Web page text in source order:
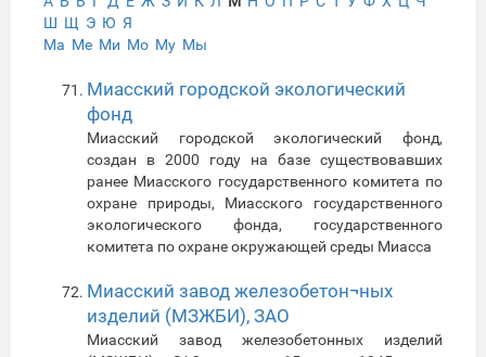
Ш Щ Э Ю Я
Ма Ме Ми Мо Му Мы
Миасский городской экологический
фонд
Миасский городской экологический фонд,
создан в 2000 году на базе существовавших
ранее Миасского государственного комитета по
охране природы, Миасского государственного
экологического фонда, государственного
комитета по охране окружающей среды Миасса
Миасский завод железобетон¬ных
изделий (МЗЖБИ), ЗАО
Миасский завод железобетонных изделий